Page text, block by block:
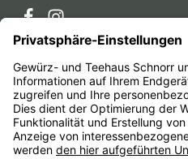
Service-Hotline
Service
Unternehmen